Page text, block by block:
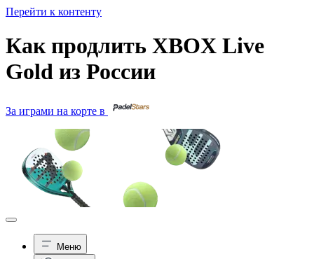
Перейти к контенту
Как продлить XBOX Live
Gold из России
За играми на корте в
Меню